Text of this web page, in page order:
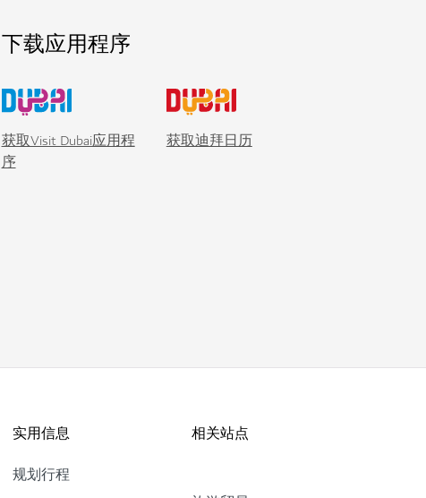
下载应用程序
获取Visit Dubai应用程
序
获取迪拜日历
实用信息
规划行程
相关站点